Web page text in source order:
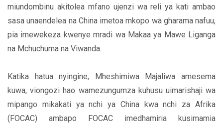
miundombinu akitolea mfano ujenzi wa reli ya kati ambao
sasa unaendelea na China imetoa mkopo wa gharama nafuu,
pia imewekeza kwenye mradi wa Makaa ya Mawe Liganga
na Mchuchuma na Viwanda.
Katika hatua nyingine, Mheshimiwa Majaliwa amesema
kuwa, viongozi hao wamezungumza kuhusu uimarishaji wa
mipango mikakati ya nchi ya China kwa nchi za Afrika
(FOCAC) ambapo FOCAC imedhamiria kusimamia